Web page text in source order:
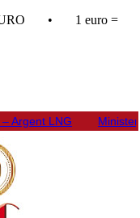
EURO • 1 euro =
Argent LNG